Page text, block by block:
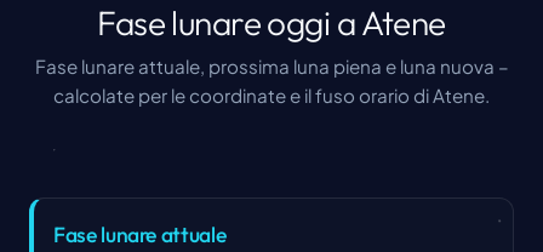
Fase lunare oggi a Atene
Fase lunare attuale, prossima luna piena e luna nuova –
calcolate per le coordinate e il fuso orario di Atene.
Fase lunare attuale